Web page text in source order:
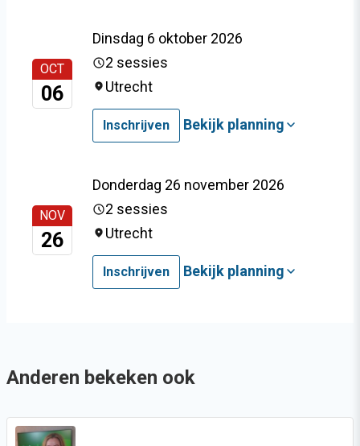
OCT
06
Dinsdag 6 oktober 2026
2 sessies
Utrecht
Inschrijven Bekijk planning
NOV
26
Donderdag 26 november 2026
2 sessies
Utrecht
Inschrijven Bekijk planning
Anderen bekeken ook